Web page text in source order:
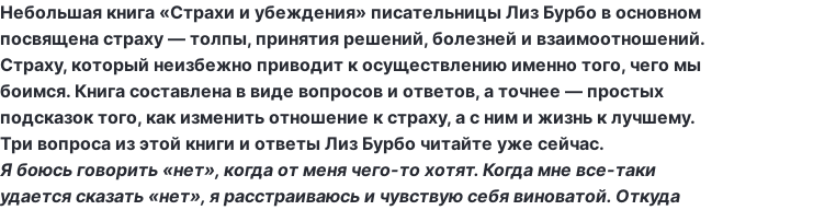
Небольшая книга «Страхи и убеждения» писательницы Лиз Бурбо в основном
посвящена страху — толпы, принятия решений, болезней и взаимоотношений.
Страху, который неизбежно приводит к осуществлению именно того, чего мы
боимся. Книга составлена в виде вопросов и ответов, а точнее — простых
подсказок того, как изменить отношение к страху, а с ним и жизнь к лучшему.
Три вопроса из этой книги и ответы Лиз Бурбо читайте уже сейчас.
Я боюсь говорить «нет», когда от меня чего-то хотят. Когда мне все-таки
удается сказать «нет», я расстраиваюсь и чувствую себя виноватой. Откуда